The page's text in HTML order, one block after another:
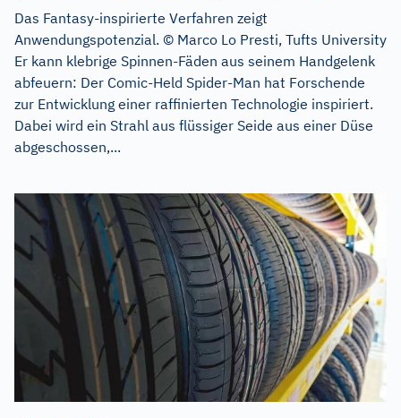
Das Fantasy-inspirierte Verfahren zeigt
Anwendungspotenzial. © Marco Lo Presti, Tufts University
Er kann klebrige Spinnen-Fäden aus seinem Handgelenk
abfeuern: Der Comic-Held Spider-Man hat Forschende
zur Entwicklung einer raffinierten Technologie inspiriert.
Dabei wird ein Strahl aus flüssiger Seide aus einer Düse
abgeschossen,...